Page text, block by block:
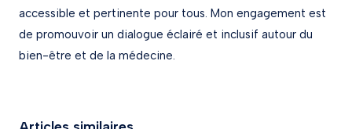
accessible et pertinente pour tous. Mon engagement est
de promouvoir un dialogue éclairé et inclusif autour du
bien-être et de la médecine.